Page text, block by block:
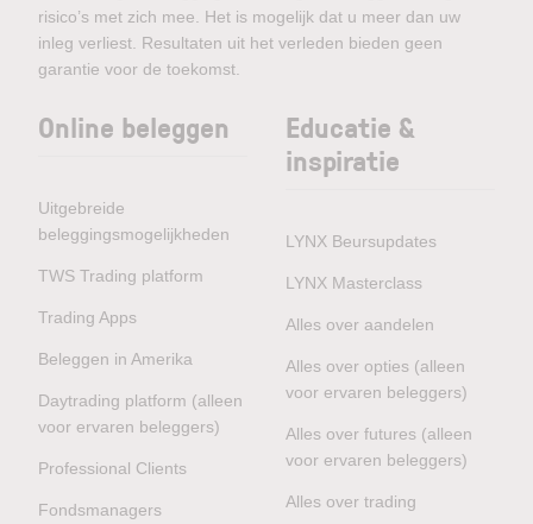
risico’s met zich mee. Het is mogelijk dat u meer dan uw
inleg verliest. Resultaten uit het verleden bieden geen
garantie voor de toekomst.
Online beleggen
Uitgebreide
beleggingsmogelijkheden
TWS Trading platform
Trading Apps
Beleggen in Amerika
Daytrading platform (alleen
voor ervaren beleggers)
Professional Clients
Fondsmanagers
Educatie &
inspiratie
LYNX Beursupdates
LYNX Masterclass
Alles over aandelen
Alles over opties (alleen
voor ervaren beleggers)
Alles over futures (alleen
voor ervaren beleggers)
Alles over trading